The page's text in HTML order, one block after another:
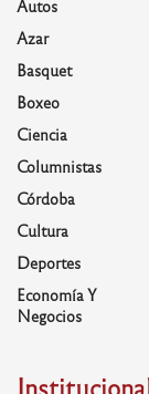
Autos
Azar
Basquet
Boxeo
Ciencia
Columnistas
Córdoba
Cultura
Deportes
Economía Y
Negocios